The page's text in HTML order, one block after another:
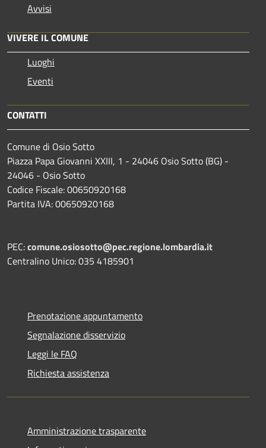
Avvisi
VIVERE IL COMUNE
Luoghi
Eventi
CONTATTI
Comune di Osio Sotto
Piazza Papa Giovanni XXIII, 1 - 24046 Osio Sotto (BG) -
24046 - Osio Sotto
Codice Fiscale: 00650920168
Partita IVA: 00650920168
PEC:comune.osiosotto@pec.regione.lombardia.it
Centralino Unico: 035 4185901
Prenotazione appuntamento
Segnalazione disservizio
Leggi le FAQ
Richiesta assistenza
Amministrazione trasparente